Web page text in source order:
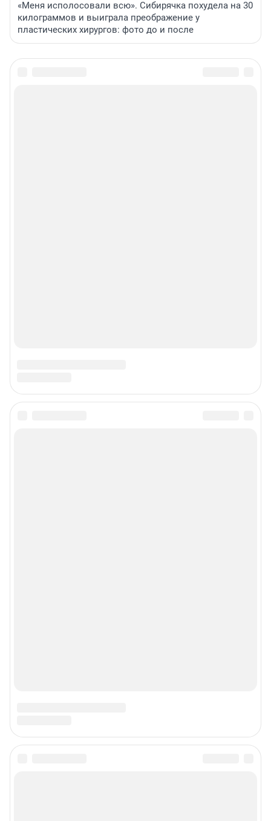
«Меня исполосовали всю». Сибирячка похудела на 30
килограммов и выиграла преображение у
пластических хирургов: фото до и после